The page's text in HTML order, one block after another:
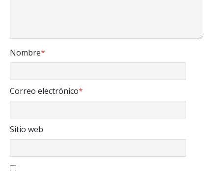
Nombre*
Correo electrónico*
Sitio web